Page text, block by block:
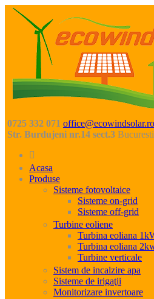
0725 332 071 office@ecowindsolar.ro
Str. Burdujeni nr.14 sect.3 Bucuresti
Acasa
Produse
Sisteme fotovoltaice
Sisteme on-grid
Sisteme off-grid
Turbine eoliene
Turbina eoliana
Turbina eoliana
Turbine verticale
Sistem de incalzire apa
Sisteme de irigaţii
Monitorizare invertoare